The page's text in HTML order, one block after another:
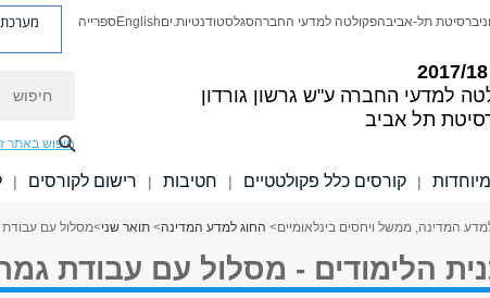
למדעי החברה ע"ש גרשון גורדון
תל אביב
תל-אביבהפקולטה למדעי החברהסגלסטודנטיות.יםEnglishספרייה מערכת
חיפוש באתר
| קורסים כלל פקולטטיים | חטיבות | רישום לקורסים |
המדינה, ממשל ויחסים בינלאומיים> החוג למדע המדינה> תואר שני>מסלול עם עבודת
הלימודים - מסלול עם עבודת